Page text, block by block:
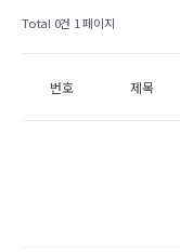
Total 0건 1 페이지
번호 제목